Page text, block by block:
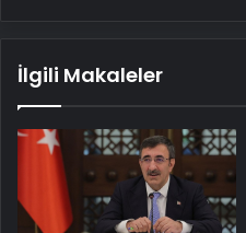
İlgili Makaleler